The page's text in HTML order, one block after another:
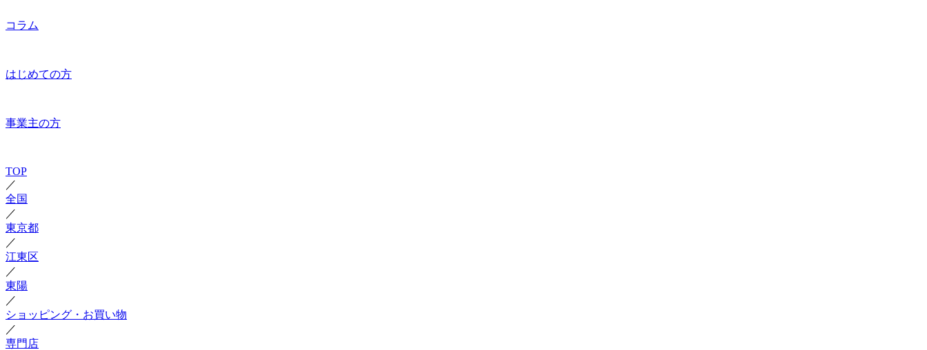
コラム
はじめての方
事業主の方
TOP
／
全国
／
東京都
／
江東区
／
東陽
／
ショッピング・お買い物
／
専門店